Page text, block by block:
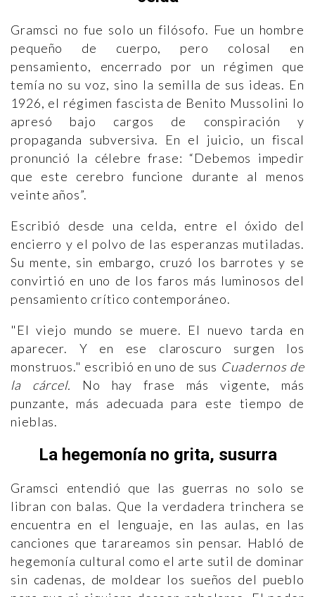
Gramsci no fue solo un filósofo. Fue un hombre
pequeño de cuerpo, pero colosal en
pensamiento, encerrado por un régimen que
temía no su voz, sino la semilla de sus ideas. En
1926, el régimen fascista de Benito Mussolini lo
apresó bajo cargos de conspiración y
propaganda subversiva. En el juicio, un fiscal
pronunció la célebre frase: “Debemos impedir
que este cerebro funcione durante al menos
veinte años”.
Escribió desde una celda, entre el óxido del
encierro y el polvo de las esperanzas mutiladas.
Su mente, sin embargo, cruzó los barrotes y se
convirtió en uno de los faros más luminosos del
pensamiento crítico contemporáneo.
"El viejo mundo se muere. El nuevo tarda en
aparecer. Y en ese claroscuro surgen los
monstruos." escribió en uno de sus Cuadernos de
la cárcel. No hay frase más vigente, más
punzante, más adecuada para este tiempo de
nieblas.
La hegemonía no grita, susurra
Gramsci entendió que las guerras no solo se
libran con balas. Que la verdadera trinchera se
encuentra en el lenguaje, en las aulas, en las
canciones que tarareamos sin pensar. Habló de
hegemonía cultural como el arte sutil de dominar
sin cadenas, de moldear los sueños del pueblo